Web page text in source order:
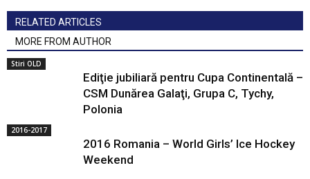
RELATED ARTICLES
MORE FROM AUTHOR
Stiri OLD
Ediţie jubiliară pentru Cupa Continentală –
CSM Dunărea Galaţi, Grupa C, Tychy,
Polonia
2016-2017
2016 Romania – World Girls’ Ice Hockey
Weekend